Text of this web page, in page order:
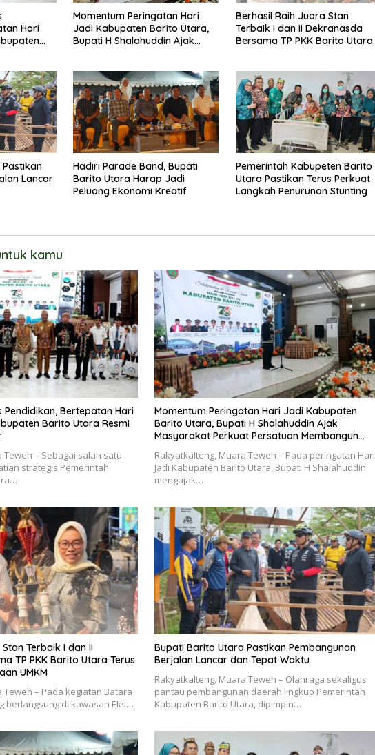
Hari
Momentum Peringatan Hari
Jadi Kabupaten Barito Utara,
Bupati H Shalahuddin Ajak
Berhasil Raih Juara Stan
Terbaik I dan II Dekranasda
Bersama TP PKK Barito Utara
Lancar
Hadiri Parade Band, Bupati
Barito Utara Harap Jadi
Peluang Ekonomi Kreatif
Pemerintah Kabupeten Barito
Utara Pastikan Terus Perkuat
Langkah Penurunan Stunting
kamu
Bertepatan Hari
Barito Utara Resmi
– Sebagai salah satu
strategis Pemerintah
Momentum Peringatan Hari Jadi Kabupaten
Barito Utara, Bupati H Shalahuddin Ajak
Masyarakat Perkuat Persatuan Membangun
Rakyatkalteng, Muara Teweh – Pada peringatan Hari
Jadi Kabupaten Barito Utara, Bupati H Shalahuddin
mengajak…
Terbaik I dan II
TP PKK Barito Utara Terus
UMKM
– Pada kegiatan Batara
berlangsung di kawasan Eks…
Bupati Barito Utara Pastikan Pembangunan
Berjalan Lancar dan Tepat Waktu
Rakyatkalteng, Muara Teweh – Olahraga sekaligus
pantau pembangunan daerah lingkup Pemerintah
Kabupaten Barito Utara, dipimpin…